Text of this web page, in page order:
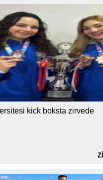
kick boksta zirvede